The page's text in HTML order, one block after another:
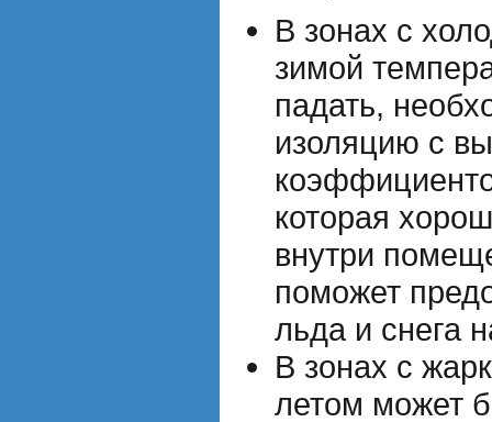
В зонах с
зимой
падать,
изоляцию с
которая
внутри
поможет
льда и снега
В зонах с
летом может